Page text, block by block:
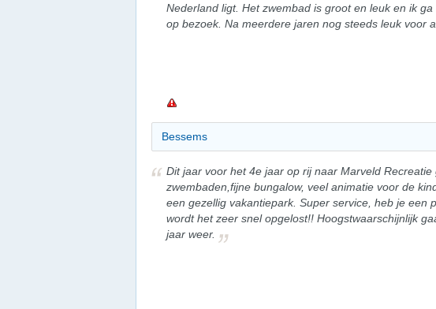
Nederland ligt. Het zwembad is groot en leuk en ik
op bezoek. Na meerdere jaren nog steeds leuk voor
Bessems
Dit jaar voor het 4e jaar op rij naar Marveld Recreatie
zwembaden,fijne bungalow, veel animatie voor de
een gezellig vakantiepark. Super service, heb je een
wordt het zeer snel opgelost!! Hoogstwaarschijnlijk
jaar weer.